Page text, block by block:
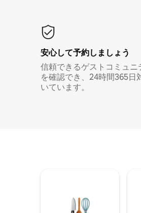
安心して予約しましょう
信頼できるゲストコミュ
を確認でき、24時間365日
いています。